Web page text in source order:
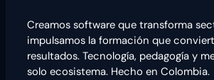
Creamos software que transforma
impulsamos la formación que
resultados. Tecnología, pedagogía y
solo ecosistema. Hecho en Colombia.